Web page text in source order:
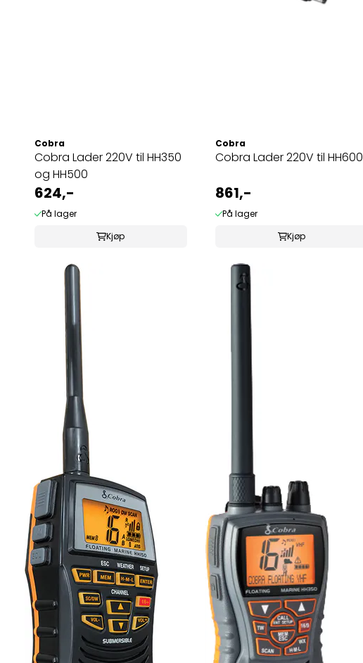
Cobra
Cobra Lader 220V til HH350
og HH500
624,-
På lager
Kjøp
Cobra
Cobra Lader 220V til HH600
861,-
På lager
Kjøp